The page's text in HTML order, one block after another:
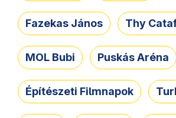
Fazekas János Thy
MOL Bubi Puskás Aréna
Építészeti Filmnapok